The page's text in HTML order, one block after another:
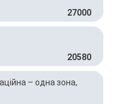
27000
20580
– одна зона,